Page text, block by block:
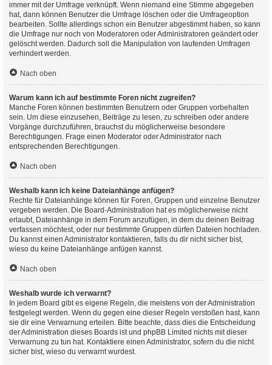
immer mit der Umfrage verknüpft. Wenn niemand eine Stimme abgegeben
hat, dann können Benutzer die Umfrage löschen oder die Umfrageoption
bearbeiten. Sollte allerdings schon ein Benutzer abgestimmt haben, so kann
die Umfrage nur noch von Moderatoren oder Administratoren geändert oder
gelöscht werden. Dadurch soll die Manipulation von laufenden Umfragen
verhindert werden.
Nach oben
Warum kann ich auf bestimmte Foren nicht zugreifen?
Manche Foren können bestimmten Benutzern oder Gruppen vorbehalten
sein. Um diese einzusehen, Beiträge zu lesen, zu schreiben oder andere
Vorgänge durchzuführen, brauchst du möglicherweise besondere
Berechtigungen. Frage einen Moderator oder Administrator nach
entsprechenden Berechtigungen.
Nach oben
Weshalb kann ich keine Dateianhänge anfügen?
Rechte für Dateianhänge können für Foren, Gruppen und einzelne Benutzer
vergeben werden. Die Board-Administration hat es möglicherweise nicht
erlaubt, Dateianhänge in dem Forum anzufügen, in dem du deinen Beitrag
verfassen möchtest, oder nur bestimmte Gruppen dürfen Dateien hochladen.
Du kannst einen Administrator kontaktieren, falls du dir nicht sicher bist,
wieso du keine Dateianhänge anfügen kannst.
Nach oben
Weshalb wurde ich verwarnt?
In jedem Board gibt es eigene Regeln, die meistens von der Administration
festgelegt werden. Wenn du gegen eine dieser Regeln verstoßen hast, kann
sie dir eine Verwarnung erteilen. Bitte beachte, dass dies die Entscheidung
der Administration dieses Boards ist und phpBB Limited nichts mit dieser
Verwarnung zu tun hat. Kontaktiere einen Administrator, sofern du die nicht
sicher bist, wieso du verwarnt wurdest.